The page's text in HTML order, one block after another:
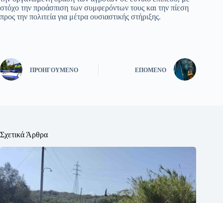
στόχο την προάσπιση των συμφερόντων τους και την πίεση
προς την πολιτεία για μέτρα ουσιαστικής στήριξης.
ΠΡΟΗΓΟΎΜΕΝΟ ΕΠΌΜΕΝΟ
Σχετικά Άρθρα